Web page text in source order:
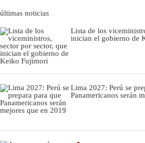
últimas noticias
Lista de los
inician el gobierno de
Lima 2027: Perú se
Panamericanos serán